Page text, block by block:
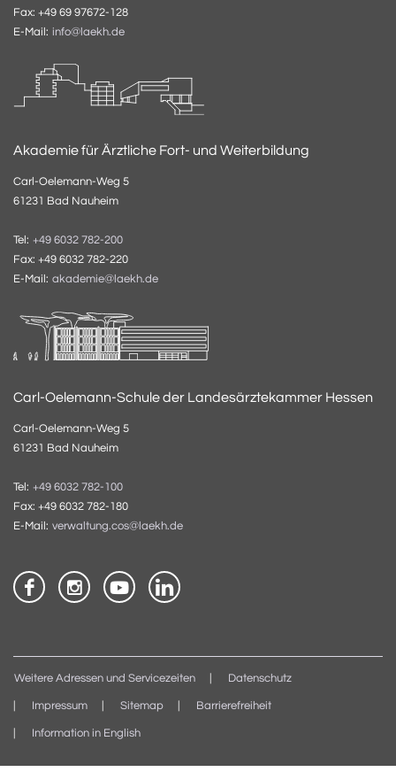
Fax: +49 69 97672-128
E-Mail: info@laekh.de
Akademie für Ärztliche Fort- und Weiterbildung
Carl-Oelemann-Weg 5
61231 Bad Nauheim
Tel: +49 6032 782-200
Fax: +49 6032 782-220
E-Mail: akademie@laekh.de
Carl-Oelemann-Schule der Landesärztekammer Hessen
Carl-Oelemann-Weg 5
61231 Bad Nauheim
Tel: +49 6032 782-100
Fax: +49 6032 782-180
E-Mail: verwaltung.cos@laekh.de
Weitere Adressen und Servicezeiten Datenschutz
Impressum Sitemap Barrierefreiheit
Information in English